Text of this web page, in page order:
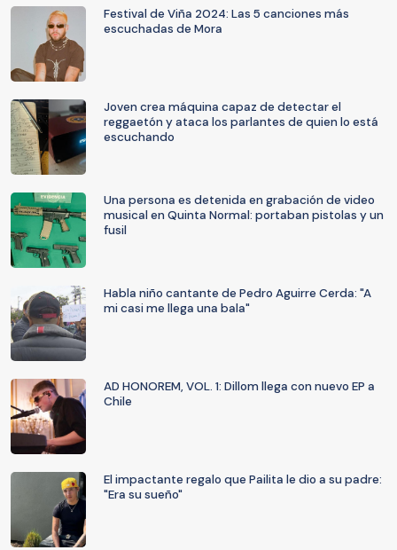
Festival de Viña 2024: Las 5 canciones más
escuchadas de Mora
Joven crea máquina capaz de detectar el
reggaetón y ataca los parlantes de quien lo está
escuchando
Una persona es detenida en grabación de video
musical en Quinta Normal: portaban pistolas y un
fusil
Habla niño cantante de Pedro Aguirre Cerda: "A
mi casi me llega una bala"
AD HONOREM, VOL. 1: Dillom llega con nuevo EP a
Chile
El impactante regalo que Pailita le dio a su padre:
"Era su sueño"